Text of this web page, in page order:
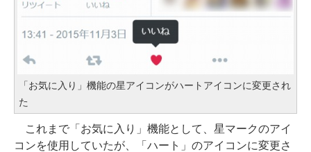
「お気に入り」機能の星アイコンがハートアイコンに変更され
た
これまで「お気に入り」機能として、星マークのアイ
コンを使用していたが、「ハート」のアイコンに変更さ